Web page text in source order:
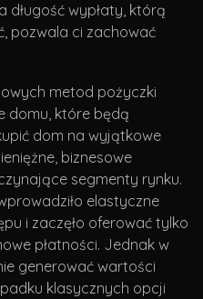
długość wypłaty, którą
pozwala ci zachować
metod pożyczki
domu, które będą
dom na wyjątkowe
biznesowe
segmenty rynku.
elastyczne
i zaczęło oferować tylko
płatności. Jednak w
generować wartości
klasycznych opcji